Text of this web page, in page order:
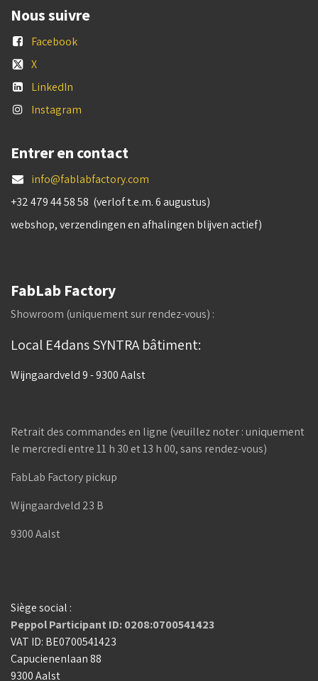
Nous suivre
Facebook
X
LinkedIn
Instagram
Entrer en contact
info@fablabfactory.com
+32 479 44 58 58 (verlof t.e.m. 6 augustus)
webshop, verzendingen en afhalingen blijven actief)
FabLab Factory
Showroom (uniquement sur rendez-vous) :
Local E4dans SYNTRA bâtiment:
Wijngaardveld 9 - 9300 Aalst
Retrait des commandes en ligne (veuillez noter : uniquement
le mercredi entre 11 h 30 et 13 h 00, sans rendez-vous)
FabLab Factory pickup
Wijngaardveld 23 B
9300 Aalst
Siège social :
Peppol Participant ID: 0208:0700541423
VAT ID: BE0700541423
Capucienenlaan 88
9300 Aalst